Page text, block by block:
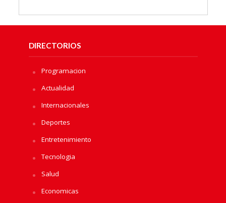
DIRECTORIOS
Programacion
Actualidad
Internacionales
Deportes
Entretenimiento
Tecnologia
Salud
Economicas